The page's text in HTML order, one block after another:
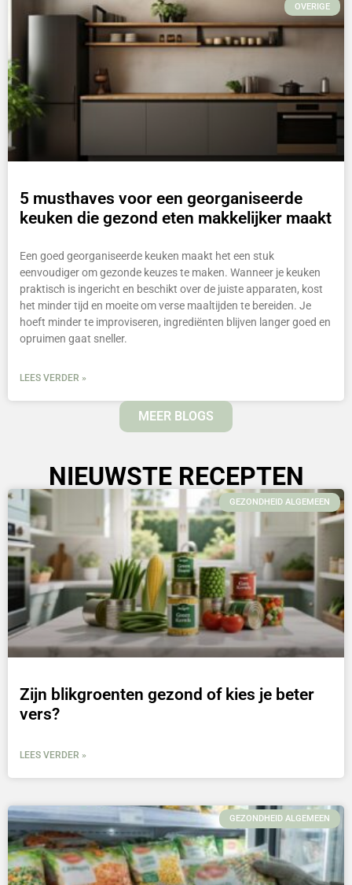
OVERIGE
5 musthaves voor een georganiseerde
keuken die gezond eten makkelijker maakt
Een goed georganiseerde keuken maakt het een stuk
eenvoudiger om gezonde keuzes te maken. Wanneer je keuken
praktisch is ingericht en beschikt over de juiste apparaten, kost
het minder tijd en moeite om verse maaltijden te bereiden. Je
hoeft minder te improviseren, ingrediënten blijven langer goed en
opruimen gaat sneller.
LEES VERDER »
MEER BLOGS
NIEUWSTE RECEPTEN
GEZONDHEID ALGEMEEN
Zijn blikgroenten gezond of kies je beter
vers?
LEES VERDER »
GEZONDHEID ALGEMEEN